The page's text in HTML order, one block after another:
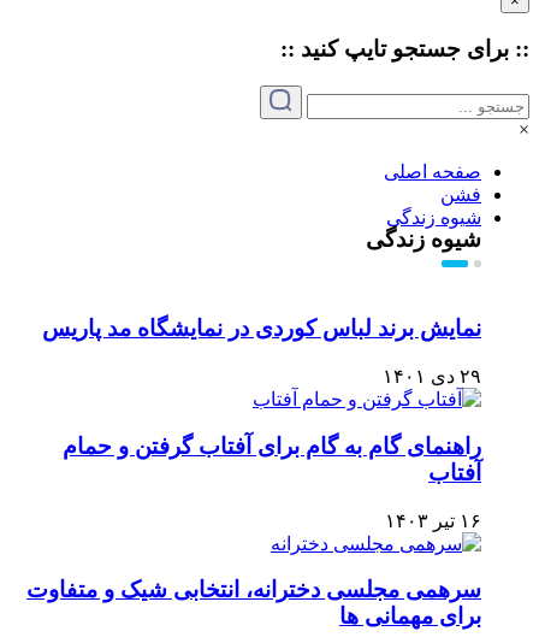
:: برای جستجو تایپکنید ::
×
صفحه اصلی
فشن
شیوه زندگی
شیوه زندگی
نمایش برند لباس کوردی در نمایشگاه مد پاریس
۲۹ دی ۱۴۰۱
راهنمای گام به گام برای آفتاب گرفتن و حمام
آفتاب
۱۶ تیر ۱۴۰۳
سرهمی مجلسی دخترانه، انتخابی شیک و متفاوت
برای مهمانی ها